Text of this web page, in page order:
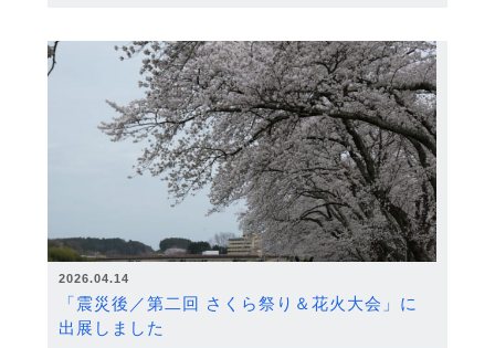
2026.04.14
「震災後／第二回 さくら祭り＆花火大会」に
出展しました